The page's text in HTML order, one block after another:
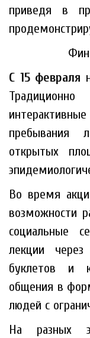
приведя в
С 15 февраля
пребывания
открытых
Во время
возможности
социальные
лекции через
буклетов и
общения в
людей с
На разных